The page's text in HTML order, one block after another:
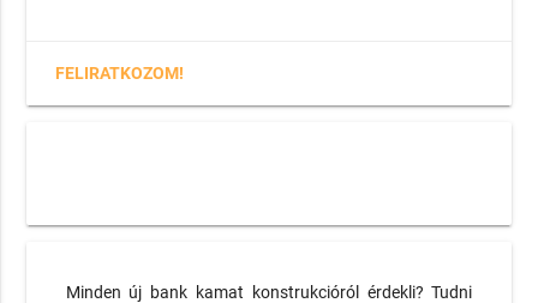
FELIRATKOZOM!
Minden új bank kamat konstrukcióról érdekli? Tudni